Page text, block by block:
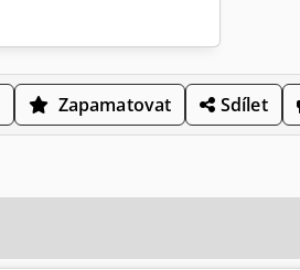
Zapamatovat Sdílet